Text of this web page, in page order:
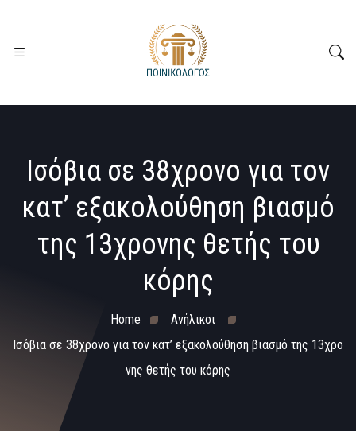
Ισόβια σε 38χρονο για τον
κατ’ εξακολούθηση βιασμό
της 13χρονης θετής του
κόρης
Home
Ανήλικοι
Ισόβια σε 38χρονο για τον κατ’ εξακολούθηση βιασμό της 13χρο
νης θετής του κόρης